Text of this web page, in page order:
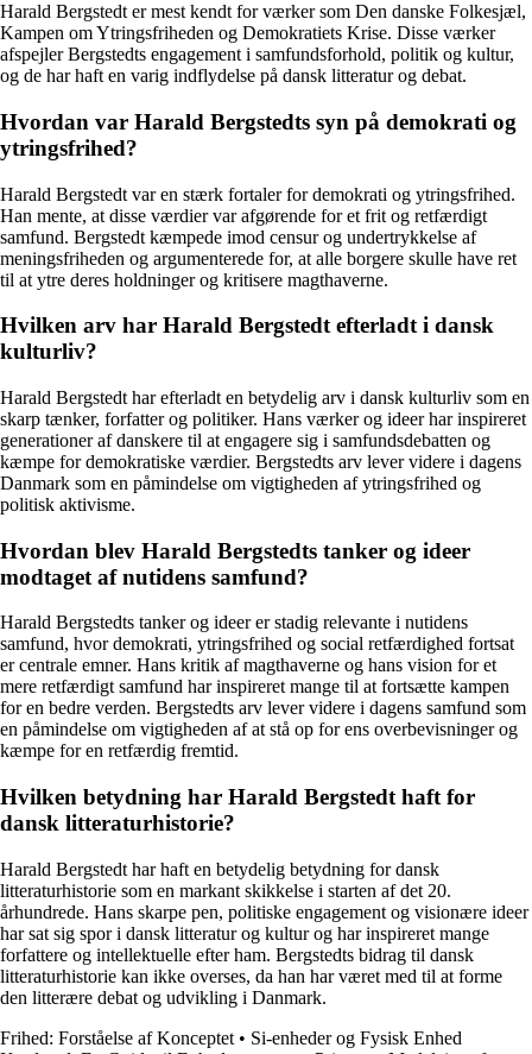
Harald Bergstedt er mest kendt for værker som Den danske Folkesjæl,
Kampen om Ytringsfriheden og Demokratiets Krise. Disse værker
afspejler Bergstedts engagement i samfundsforhold, politik og kultur,
og de har haft en varig indflydelse på dansk litteratur og debat.
Hvordan var Harald Bergstedts syn på demokrati og
ytringsfrihed?
Harald Bergstedt var en stærk fortaler for demokrati og ytringsfrihed.
Han mente, at disse værdier var afgørende for et frit og retfærdigt
samfund. Bergstedt kæmpede imod censur og undertrykkelse af
meningsfriheden og argumenterede for, at alle borgere skulle have ret
til at ytre deres holdninger og kritisere magthaverne.
Hvilken arv har Harald Bergstedt efterladt i dansk
kulturliv?
Harald Bergstedt har efterladt en betydelig arv i dansk kulturliv som en
skarp tænker, forfatter og politiker. Hans værker og ideer har inspireret
generationer af danskere til at engagere sig i samfundsdebatten og
kæmpe for demokratiske værdier. Bergstedts arv lever videre i dagens
Danmark som en påmindelse om vigtigheden af ytringsfrihed og
politisk aktivisme.
Hvordan blev Harald Bergstedts tanker og ideer
modtaget af nutidens samfund?
Harald Bergstedts tanker og ideer er stadig relevante i nutidens
samfund, hvor demokrati, ytringsfrihed og social retfærdighed fortsat
er centrale emner. Hans kritik af magthaverne og hans vision for et
mere retfærdigt samfund har inspireret mange til at fortsætte kampen
for en bedre verden. Bergstedts arv lever videre i dagens samfund som
en påmindelse om vigtigheden af at stå op for ens overbevisninger og
kæmpe for en retfærdig fremtid.
Hvilken betydning har Harald Bergstedt haft for
dansk litteraturhistorie?
Harald Bergstedt har haft en betydelig betydning for dansk
litteraturhistorie som en markant skikkelse i starten af det 20.
århundrede. Hans skarpe pen, politiske engagement og visionære ideer
har sat sig spor i dansk litteratur og kultur og har inspireret mange
forfattere og intellektuelle efter ham. Bergstedts bidrag til dansk
litteraturhistorie kan ikke overses, da han har været med til at forme
den litterære debat og udvikling i Danmark.
Frihed: Forståelse af Konceptet • Si-enheder og Fysisk Enhed